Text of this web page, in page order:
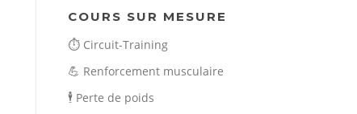
COURS SUR MESURE
⏱️ Circuit-Training
💪 Renforcement musculaire
🕴️ Perte de poids